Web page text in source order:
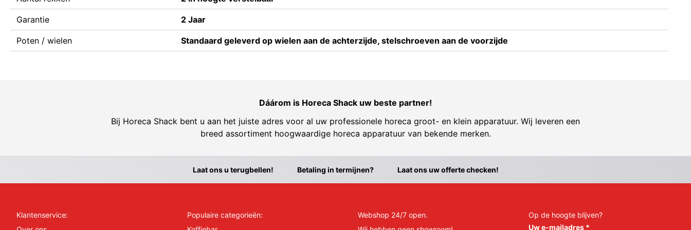
Garantie 2 Jaar
Poten / wielen Standaard geleverd op wielen aan de achterzijde, stelschroeven aan de voorzijde
Dáárom is Horeca Shack uw beste partner!
Bij Horeca Shack bent u aan het juiste adres voor al uw professionele horeca groot- en klein apparatuur. Wij leveren een
breed assortiment hoogwaardige horeca apparatuur van bekende merken.
Laat ons u terugbellen! Betaling in termijnen? Laat ons uw offerte checken!
Klantenservice:
Populaire categorieën:
Webshop 24/7 open.
Op de hoogte blijven?
Uw e-mailadres *